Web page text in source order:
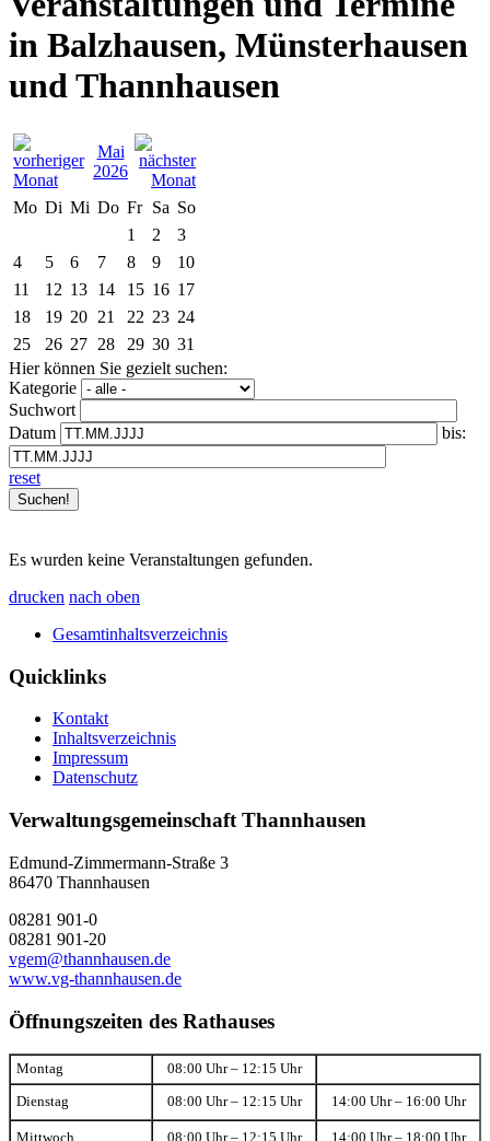
in Balzhausen, Münsterhausen
und Thannhausen
Mai
2026
Mo Di Mi Do Fr Sa So
1
2
3
4
5 6 7 8 9
10
11
12 13 14 15 16 17
18
19 20 21 22 23 24
25
26 27 28 29 30 31
Hier können Sie gezielt suchen:
Kategorie
Suchwort
Datum
bis:
reset
Es wurden keine Veranstaltungen gefunden.
drucken nach oben
Gesamtinhaltsverzeichnis
Quicklinks
Kontakt
Inhaltsverzeichnis
Impressum
Datenschutz
Verwaltungsgemeinschaft Thannhausen
Edmund-Zimmermann-Straße 3
86470 Thannhausen
08281 901-0
08281 901-20
vgem@thannhausen.de
www.vg-thannhausen.de
Öffnungszeiten des Rathauses
Montag 08:00 Uhr – 12:15 Uhr
Dienstag 08:00 Uhr – 12:15 Uhr 14:00 Uhr – 16:00 Uhr